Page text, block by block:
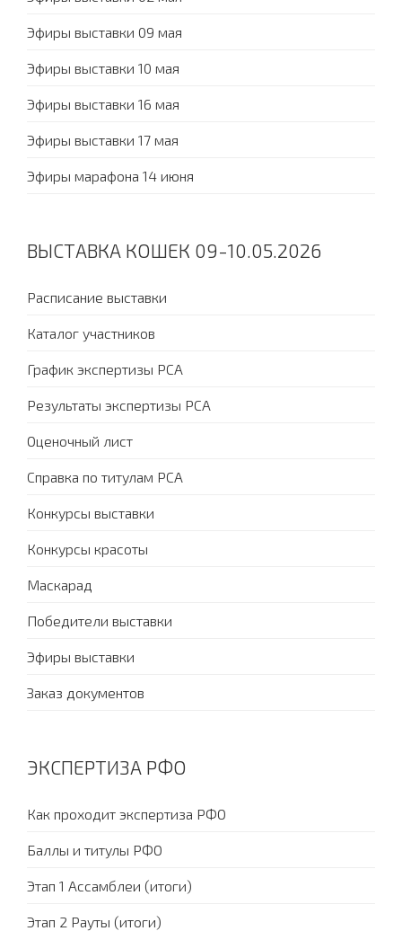
Эфиры выставки 09 мая
Эфиры выставки 10 мая
Эфиры выставки 16 мая
Эфиры выставки 17 мая
Эфиры марафона 14 июня
ВЫСТАВКА КОШЕК 09-10.05.2026
Расписание выставки
Каталог участников
График экспертизы PCA
Результаты экспертизы PCA
Оценочный лист
Справка по титулам PCA
Конкурсы выставки
Конкурсы красоты
Маскарад
Победители выставки
Эфиры выставки
Заказ документов
ЭКСПЕРТИЗА РФО
Как проходит экспертиза РФО
Баллы и титулы РФО
Этап 1 Ассамблеи (итоги)
Этап 2 Рауты (итоги)